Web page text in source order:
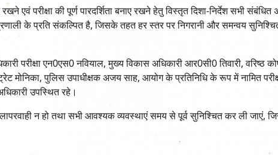
परीक्षा की पूर्ण पारदर्शिता बनाए रखने हेतु विस्तृत दिशा-निर्देश सभी संबंधित
के प्रति संकल्पित है, जिसके तहत हर स्तर पर निगरानी और समन्वय
परीक्षा एन0एस0 नवियाल, मुख्य विकास अधिकारी आर0सी0 तिवारी, वरिष्ठ
मोनिका, पुलिस उपाधीक्षक अजय साह, आयोग के प्रतिनिधि के रूप में नामित
उपस्थित रहे।
लापरवाही न हो तथा सभी आवश्यक व्यवस्थाएं समय से पूर्व सुनिश्चित कर ली जाएं,